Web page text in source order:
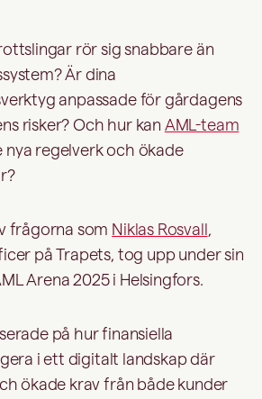
rör sig snabbare än
Är dina
anpassade för gårdagens
risker? Och hur kan AML-team
nya regelverk och ökade
frågorna som Niklas Rosvall,
på Trapets, tog upp under sin
Arena 2025 i Helsingfors.
på hur finansiella
i ett digitalt landskap där
ökade krav från både kunder